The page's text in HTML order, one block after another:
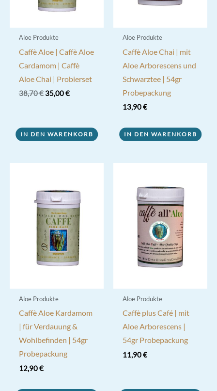
Aloe Produkte
Caffè Aloe | Caffè Aloe
Cardamom | Caffè
Aloe Chai | Probierset
38,70€ Ursprünglicher
35,00€Aktueller
IN DEN WARENKORB
Aloe Produkte
Caffè Aloe Chai | mit
Aloe Arborescens und
Schwarztee | 54gr
Probepackung
13,90€
IN DEN WARENKORB
Aloe Produkte
Caffè Aloe Kardamom
| für Verdauung &
Wohlbefinden | 54gr
Probepackung
12,90€
Aloe Produkte
Caffè plus Café | mit
Aloe Arborescens |
54gr Probepackung
11,90€